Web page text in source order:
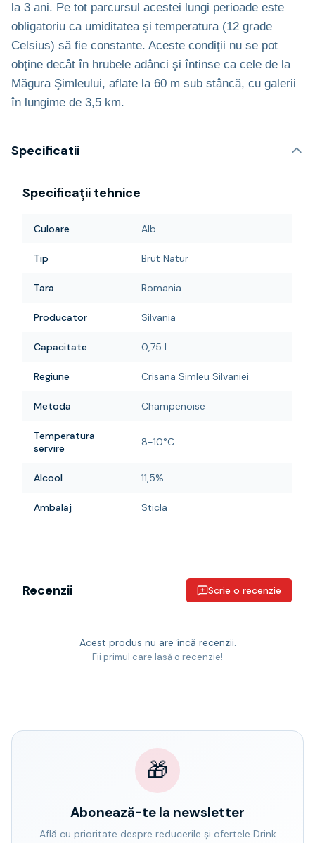
la 3 ani. Pe tot parcursul acestei lungi perioade este
obligatoriu ca umiditatea şi temperatura (12 grade
Celsius) să fie constante. Aceste condiţii nu se pot
obţine decât în hrubele adânci şi întinse ca cele de la
Măgura Şimleului, aflate la 60 m sub stâncă, cu galerii
în lungime de 3,5 km.
Specificatii
Specificații tehnice
Culoare Alb
Tip Brut Natur
Tara Romania
Producator Silvania
Capacitate 0,75 L
Regiune Crisana Simleu Silvaniei
Metoda Champenoise
Temperatura
servire
8-10°C
Alcool 11,5%
Ambalaj Sticla
Recenzii Scrie o recenzie
Acest produs nu are încă recenzii.
Fii primul care lasă o recenzie!
🎁
Abonează-te la newsletter
Află cu prioritate despre reducerile și ofertele Drink